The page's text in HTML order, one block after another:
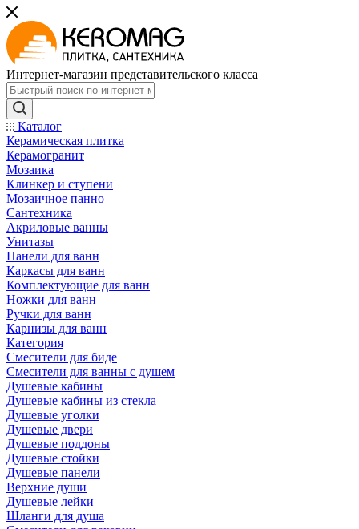
Интернет-магазин представительского класса
Каталог
Керамическая плитка
Керамогранит
Мозаика
Клинкер и ступени
Мозаичное панно
Сантехника
Акриловые ванны
Унитазы
Панели для ванн
Каркасы для ванн
Комплектующие для ванн
Ножки для ванн
Ручки для ванн
Карнизы для ванн
Категория
Смесители для биде
Смесители для ванны с душем
Душевые кабины
Душевые кабины из стекла
Душевые уголки
Душевые двери
Душевые поддоны
Душевые стойки
Душевые панели
Верхние души
Душевые лейки
Шланги для душа